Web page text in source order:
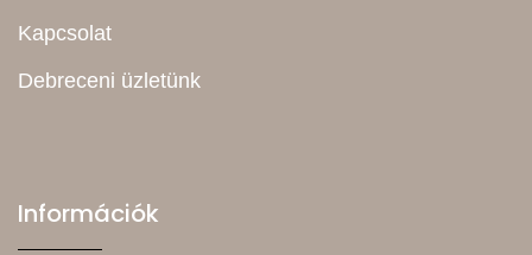
Kapcsolat
Debreceni üzletünk
Információk